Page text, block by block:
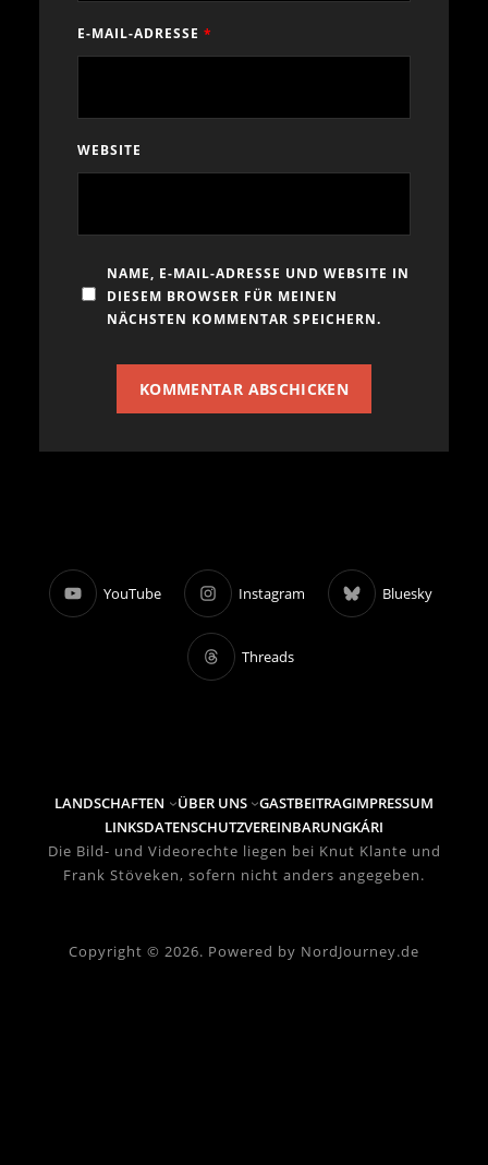
E-MAIL-ADRESSE *
WEBSITE
NAME, E-MAIL-ADRESSE UND WEBSITE IN
DIESEM BROWSER FÜR MEINEN
NÄCHSTEN KOMMENTAR SPEICHERN.
YouTube Instagram Bluesky
Threads
LANDSCHAFTEN ÜBER UNS GASTBEITRAGIMPRESSUM
LINKSDATENSCHUTZVEREINBARUNGKÁRI
Die Bild- und Videorechte liegen bei Knut Klante und
Frank Stöveken, sofern nicht anders angegeben.
Copyright © 2026. Powered by NordJourney.de